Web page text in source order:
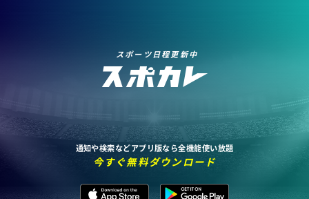
スポーツ日程更新中
通知や検索などアプリ版なら全機能使い放題
今すぐ無料ダウンロード